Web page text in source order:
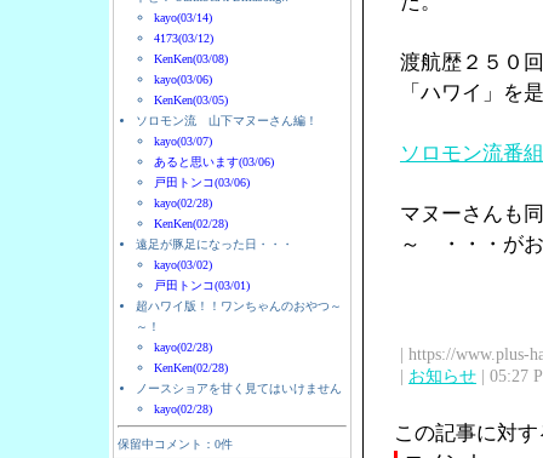
kayo(03/14)
4173(03/12)
KenKen(03/08)
kayo(03/06)
KenKen(03/05)
ソロモン流 山下マヌーさん編！
kayo(03/07)
あると思います(03/06)
戸田トンコ(03/06)
kayo(02/28)
KenKen(02/28)
遠足が豚足になった日・・・
kayo(03/02)
戸田トンコ(03/01)
超ハワイ版！！ワンちゃんのおやつ～
～！
kayo(02/28)
KenKen(02/28)
ノースショアを甘く見てはいけません
kayo(02/28)
保留中コメント：0件
渡航歴２５０
「ハワイ」を
ソロモン流番
マヌーさんも
～ ・・・がお
| https://www.plus-
| お知らせ | 05:27
この記事に対